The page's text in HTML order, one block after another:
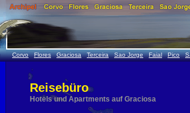
Corvo Flores Graciosa Terceira Sao Jorge Faial Pico
Reisebüro
Hotels und Apartments auf Graciosa